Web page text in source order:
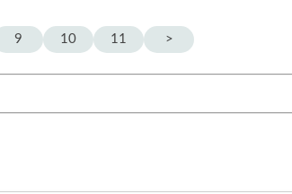
9 10 11 >